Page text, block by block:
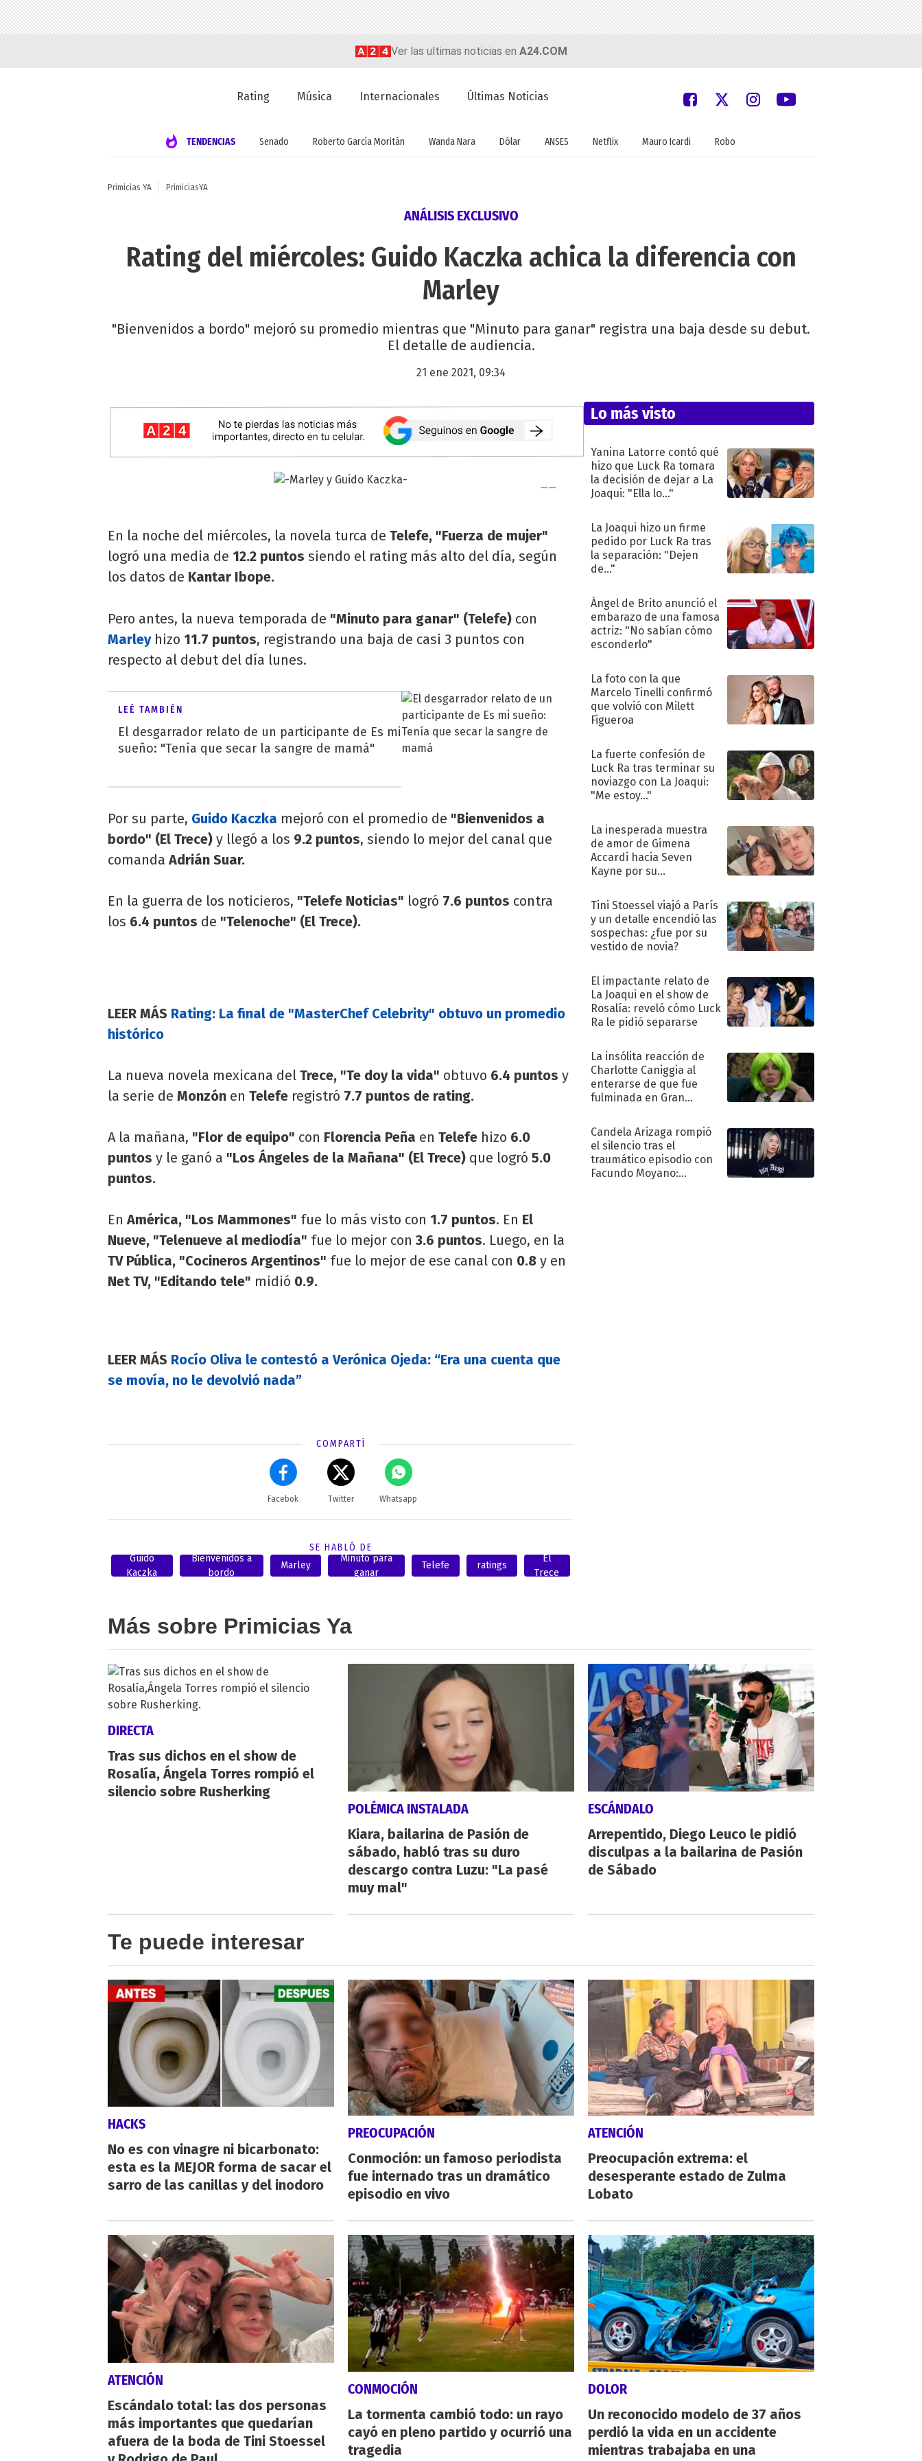
Ver las ultimas noticias en A24.COM
Rating Música Internacionales Últimas Noticias
TENDENCIAS Senado Roberto García Moritán Wanda Nara Dólar ANSES Netflix Mauro Icardi Robo
Primicias YA PrimiciasYA
ANÁLISIS EXCLUSIVO
Rating del miércoles: Guido Kaczka achica la diferencia con
Marley
"Bienvenidos a bordo" mejoró su promedio mientras que "Minuto para ganar" registra una baja desde su debut.
El detalle de audiencia.
21 ene 2021, 09:34
En la noche del miércoles, la novela turca de Telefe, "Fuerza de mujer"
logró una media de 12.2 puntos siendo el rating más alto del día, según
los datos de Kantar Ibope.
Pero antes, la nueva temporada de "Minuto para ganar" (Telefe) con
Marleyhizo 11.7 puntos, registrando una baja de casi 3 puntos con
respecto al debut del día lunes.
LEÉ TAMBIÉN
El desgarrador relato de un participante de Es mi
sueño: "Tenía que secar la sangre de mamá"
Por su parte, Guido Kaczka mejoró con el promedio de "Bienvenidos a
bordo" (El Trece) y llegó a los 9.2 puntos, siendo lo mejor del canal que
comandaAdrián Suar.
En la guerra de los noticieros, "Telefe Noticias" logró 7.6 puntos contra
los 6.4 puntos de "Telenoche" (El Trece).
LEER MÁS Rating: La final de "MasterChef Celebrity" obtuvo un promedio
histórico
La nueva novela mexicana del Trece, "Te doy la vida" obtuvo 6.4 puntos y
la serie de Monzón en Telefe registró 7.7 puntos de rating.
A la mañana, "Flor de equipo" con Florencia Peña en Telefe hizo 6.0
puntos y le ganó a "Los Ángeles de la Mañana" (El Trece) que logró 5.0
puntos.
EnAmérica, "Los Mammones" fue lo más visto con 1.7 puntos. En El
Nueve, "Telenueve al mediodía" fue lo mejor con 3.6 puntos. Luego, en la
TV Pública, "Cocineros Argentinos" fue lo mejor de ese canal con 0.8 y en
Net TV, "Editando tele" midió 0.9.
LEER MÁS Rocío Oliva le contestó a Verónica Ojeda: “Era una cuenta que
se movía, no le devolvió nada”
COMPARTÍ
Facebok Twitter Whatsapp
SE HABLÓ DE
Guido
Kaczka
Bienvenidos a
bordo
Marley
Minuto para
ganar
Telefe ratings
El
Trece
Lo más visto
Yanina Latorre contó qué
hizo que Luck Ra tomara
la decisión de dejar a La
Joaqui: "Ella lo..."
La Joaqui hizo un firme
pedido por Luck Ra tras
la separación: "Dejen
de..."
Ángel de Brito anunció el
embarazo de una famosa
actriz: "No sabían cómo
esconderlo"
La foto con la que
Marcelo Tinelli confirmó
que volvió con Milett
Figueroa
La fuerte confesión de
Luck Ra tras terminar su
noviazgo con La Joaqui:
"Me estoy..."
La inesperada muestra
de amor de Gimena
Accardi hacia Seven
Kayne por su
Tini Stoessel viajó a París
y un detalle encendió las
sospechas: ¿fue por su
vestido de novia?
El impactante relato de
La Joaqui en el show de
Rosalía: reveló cómo Luck
Ra le pidió separarse
La insólita reacción de
Charlotte Caniggia al
enterarse de que fue
fulminada en Gran
Candela Arizaga rompió
el silencio tras el
traumático episodio con
Facundo Moyano:
Más sobre Primicias Ya
DIRECTA
Tras sus dichos en el show de
Rosalía, Ángela Torres rompió el
silencio sobre Rusherking
POLÉMICA INSTALADA
Kiara, bailarina de Pasión de
sábado, habló tras su duro
descargo contra Luzu: "La pasé
muy mal"
ESCÁNDALO
Arrepentido, Diego Leuco le pidió
disculpas a la bailarina de Pasión
de Sábado
Te puede interesar
HACKS
No es con vinagre ni bicarbonato:
esta es la MEJOR forma de sacar el
sarro de las canillas y del inodoro
PREOCUPACIÓN
Conmoción: un famoso periodista
fue internado tras un dramático
episodio en vivo
ATENCIÓN
Preocupación extrema: el
desesperante estado de Zulma
Lobato
ATENCIÓN
Escándalo total: las dos personas
más importantes que quedarían
afuera de la boda de Tini Stoessel
CONMOCIÓN
La tormenta cambió todo: un rayo
cayó en pleno partido y ocurrió una
tragedia
DOLOR
Un reconocido modelo de 37 años
perdió la vida en un accidente
mientras trabajaba en una